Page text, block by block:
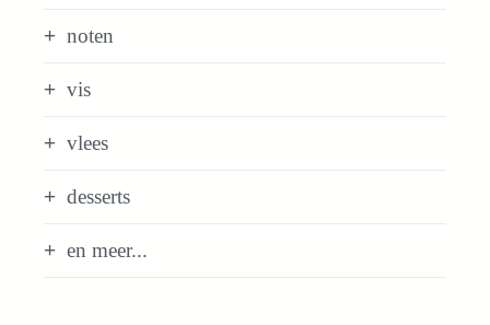
noten
vis
vlees
desserts
en meer...